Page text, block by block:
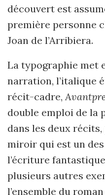
découvert est
première personne
Joan de l’Arribiera.
La typographie met
narration, l’italique
récit-cadre,
double emploi de la
dans les deux
miroir qui est un
l’écriture
plusieurs autres
l’ensemble du